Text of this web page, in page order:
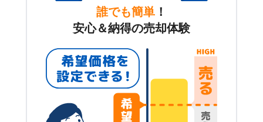
誰でも簡単 ！
安心＆納得の売却体験